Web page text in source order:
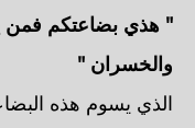
" هذي بضاعتكم فمن
والخسران "
الذي يسوم هذه